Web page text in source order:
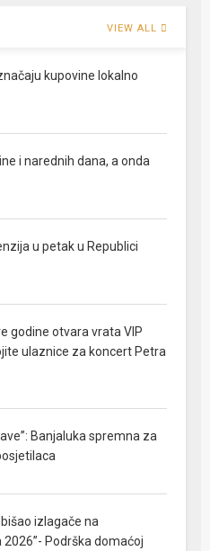
VIEW ALL
kupovine lokalno
i narednih dana, a onda
u petak u Republici
godine otvara vrata VIP
ulaznice za koncert Petra
Banjaluka spremna za
izlagače na
Podrška domaćoj